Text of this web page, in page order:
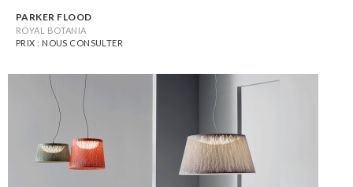
PARKER FLOOD
ROYAL BOTANIA
PRIX : NOUS CONSULTER